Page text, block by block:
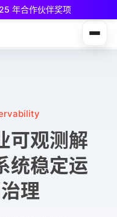
年合作伙伴奖项
立享强大可观测能力
可观测解
统稳定运
理